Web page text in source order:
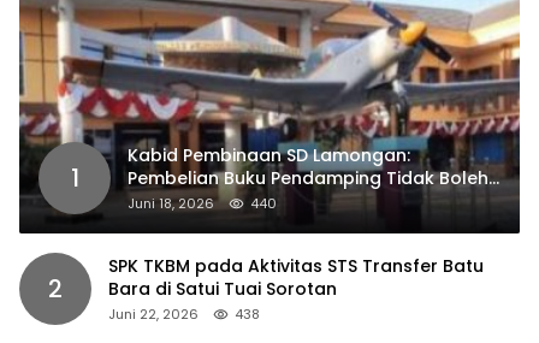
1
Kabid Pembinaan SD Lamongan:
Pembelian Buku Pendamping Tidak Boleh
Dipaksakan
Juni 18, 2026 440
2
SPK TKBM pada Aktivitas STS Transfer Batu
Bara di Satui Tuai Sorotan
Juni 22, 2026 438